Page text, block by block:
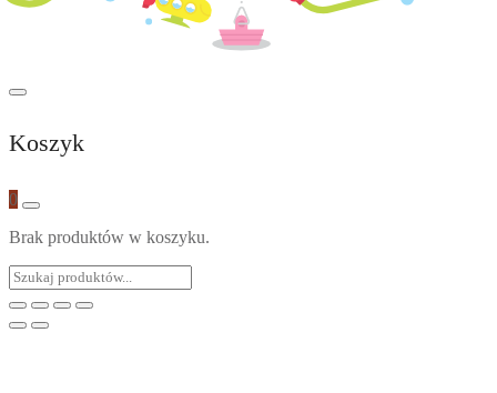
Koszyk
0
Brak produktów w koszyku.